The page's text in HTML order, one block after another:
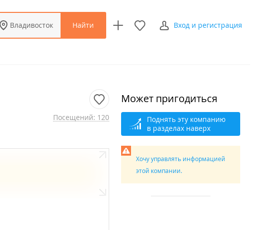
Владивосток Найти Вход и регистрация
Посещений: 120
Может пригодиться
Поднять эту компанию
в разделах наверх
Хочу управлять информацией
этой компании.